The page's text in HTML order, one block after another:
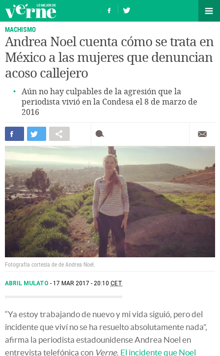
MACHISMO
Andrea Noel cuenta cómo se trata en
México a las mujeres que denuncian
acoso callejero
Aún no hay culpables de la agresión que la
periodista vivió en la Condesa el 8 de marzo de
2016
Fotografía cortesía de de Andrea Noel.
ABRIL MULATO 17 MAR 2017 - 20:10 CET
“Ya estoy trabajando de nuevo y mi vida siguió, pero del
incidente que viví no se ha resuelto absolutamente nada”,
afirma la periodista estadounidense Andrea Noel en
entrevista telefónica con Verne. El incidente que Noel